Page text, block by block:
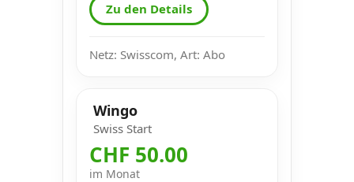
Zu den Details
Netz: Swisscom, Art: Abo
Wingo
Swiss Start
CHF 50.00
im Monat